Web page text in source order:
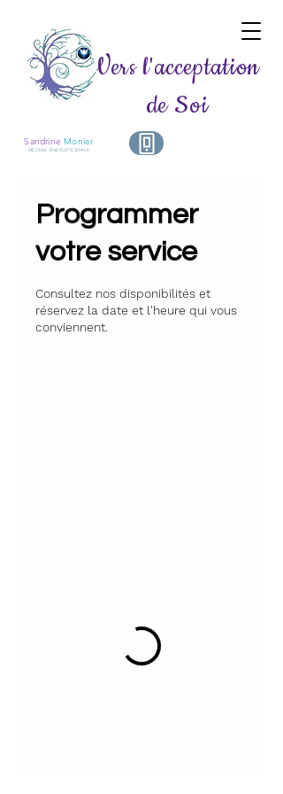
Vers l'acceptation
de Soi
Sandrine Monier
MÉDIUM - ÉNERGÉTICIENNE
Programmer
votre service
Consultez nos disponibilités et
réservez la date et l'heure qui vous
conviennent.